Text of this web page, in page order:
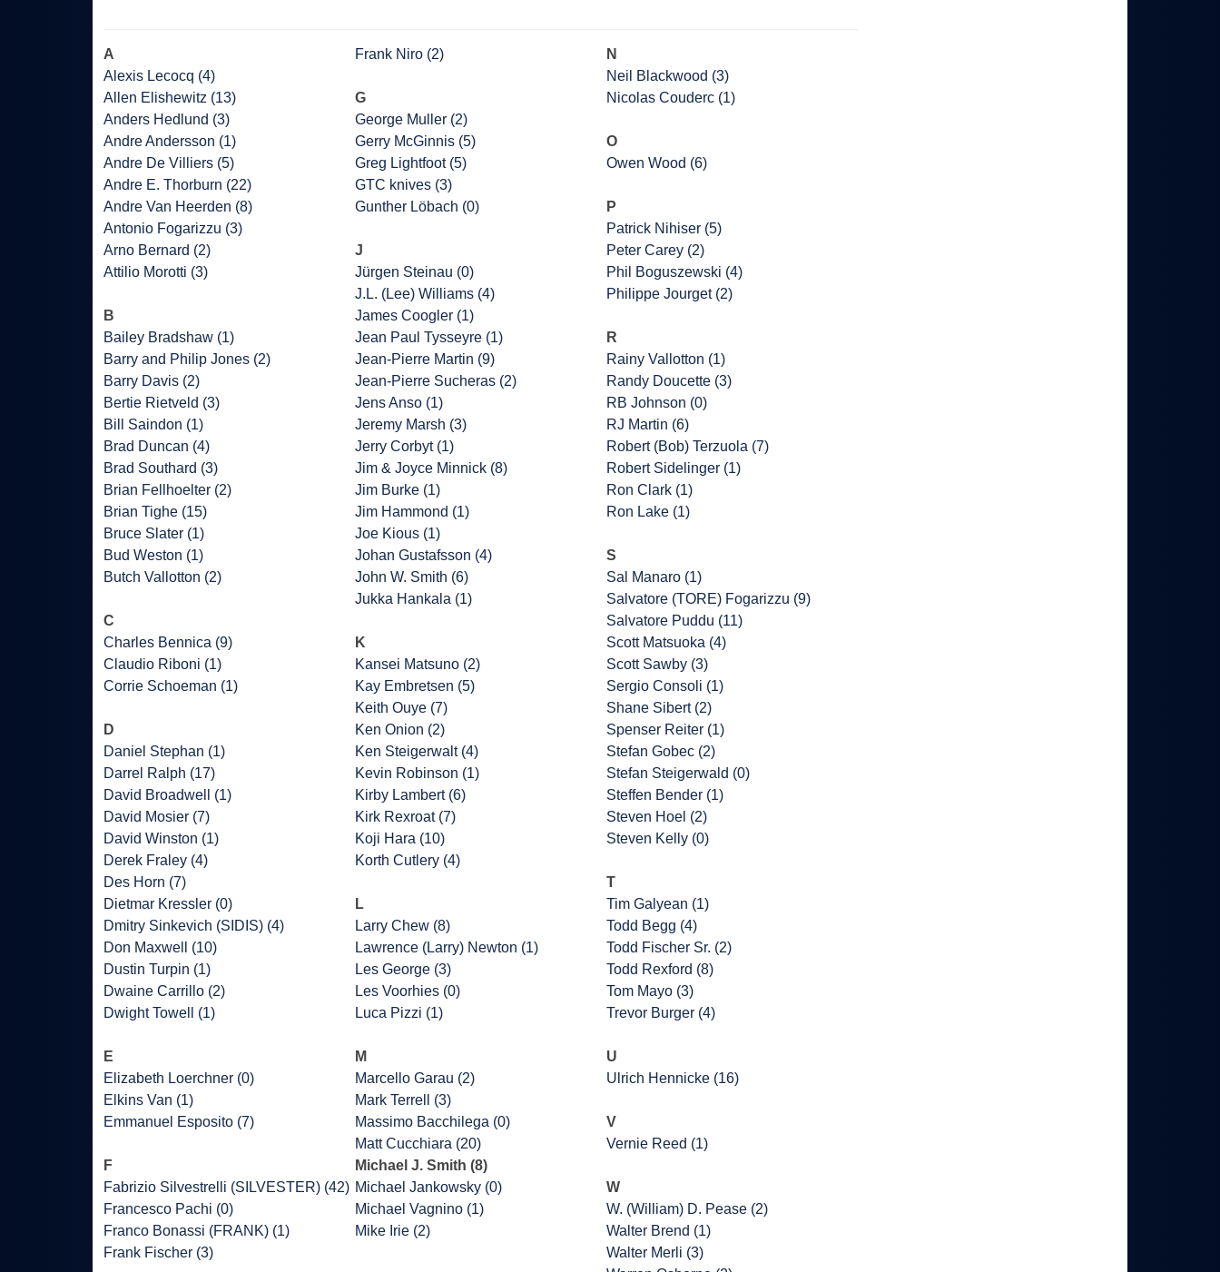
A
Alexis Lecocq (4)
Allen Elishewitz (13)
Anders Hedlund (3)
Andre Andersson (1)
Andre De Villiers (5)
Andre E. Thorburn (22)
Andre Van Heerden (8)
Antonio Fogarizzu (3)
Arno Bernard (2)
Attilio Morotti (3)
B
Bailey Bradshaw (1)
Barry and Philip Jones (2)
Barry Davis (2)
Bertie Rietveld (3)
Bill Saindon (1)
Brad Duncan (4)
Brad Southard (3)
Brian Fellhoelter (2)
Brian Tighe (15)
Bruce Slater (1)
Bud Weston (1)
Butch Vallotton (2)
C
Charles Bennica (9)
Claudio Riboni (1)
Corrie Schoeman (1)
D
Daniel Stephan (1)
Darrel Ralph (17)
David Broadwell (1)
David Mosier (7)
David Winston (1)
Derek Fraley (4)
Des Horn (7)
Dietmar Kressler (0)
Dmitry Sinkevich (SIDIS) (4)
Don Maxwell (10)
Dustin Turpin (1)
Dwaine Carrillo (2)
Dwight Towell (1)
E
Elizabeth Loerchner (0)
Elkins Van (1)
Emmanuel Esposito (7)
F
Fabrizio Silvestrelli (SILVESTER) (42)
Francesco Pachi (0)
Franco Bonassi (FRANK) (1)
Frank Fischer (3)
Frank Niro (2)
G
George Muller (2)
Gerry McGinnis (5)
Greg Lightfoot (5)
GTC knives (3)
Gunther Löbach (0)
J
Jürgen Steinau (0)
J.L. (Lee) Williams (4)
James Coogler (1)
Jean Paul Tysseyre (1)
Jean-Pierre Martin (9)
Jean-Pierre Sucheras (2)
Jens Anso (1)
Jeremy Marsh (3)
Jerry Corbyt (1)
Jim & Joyce Minnick (8)
Jim Burke (1)
Jim Hammond (1)
Joe Kious (1)
Johan Gustafsson (4)
John W. Smith (6)
Jukka Hankala (1)
K
Kansei Matsuno (2)
Kay Embretsen (5)
Keith Ouye (7)
Ken Onion (2)
Ken Steigerwalt (4)
Kevin Robinson (1)
Kirby Lambert (6)
Kirk Rexroat (7)
Koji Hara (10)
Korth Cutlery (4)
L
Larry Chew (8)
Lawrence (Larry) Newton (1)
Les George (3)
Les Voorhies (0)
Luca Pizzi (1)
M
Marcello Garau (2)
Mark Terrell (3)
Massimo Bacchilega (0)
Matt Cucchiara (20)
Michael J. Smith (8)
Michael Jankowsky (0)
Michael Vagnino (1)
Mike Irie (2)
N
Neil Blackwood (3)
Nicolas Couderc (1)
O
Owen Wood (6)
P
Patrick Nihiser (5)
Peter Carey (2)
Phil Boguszewski (4)
Philippe Jourget (2)
R
Rainy Vallotton (1)
Randy Doucette (3)
RB Johnson (0)
RJ Martin (6)
Robert (Bob) Terzuola (7)
Robert Sidelinger (1)
Ron Clark (1)
Ron Lake (1)
S
Sal Manaro (1)
Salvatore (TORE) Fogarizzu (9)
Salvatore Puddu (11)
Scott Matsuoka (4)
Scott Sawby (3)
Sergio Consoli (1)
Shane Sibert (2)
Spenser Reiter (1)
Stefan Gobec (2)
Stefan Steigerwald (0)
Steffen Bender (1)
Steven Hoel (2)
Steven Kelly (0)
T
Tim Galyean (1)
Todd Begg (4)
Todd Fischer Sr. (2)
Todd Rexford (8)
Tom Mayo (3)
Trevor Burger (4)
U
Ulrich Hennicke (16)
V
Vernie Reed (1)
W
W. (William) D. Pease (2)
Walter Brend (1)
Walter Merli (3)